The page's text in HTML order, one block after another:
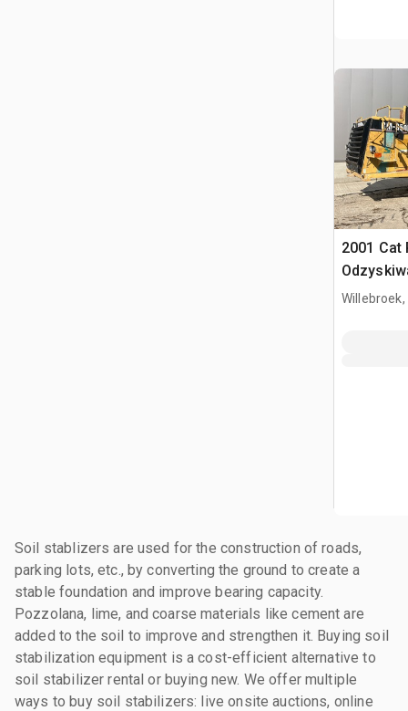
2001 Cat
gleby
Willebroek,
Soil stablizers are used for the construction of roads,
parking lots, etc., by converting the ground to create a
stable foundation and improve bearing capacity.
Pozzolana, lime, and coarse materials like cement are
added to the soil to improve and strengthen it. Buying soil
stabilization equipment is a cost-efficient alternative to
soil stabilizer rental or buying new. We offer multiple
ways to buy soil stabilizers: live onsite auctions, online